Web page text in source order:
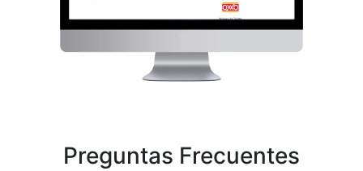
Preguntas Frecuentes